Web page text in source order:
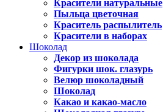
Красители натуральные
Пыльца цветочная
Краситель распылитель
Красители в наборах
Шоколад
Декор из шоколада
Фигурки шок. глазурь
Велюр шоколадный
Шоколад
Какао и какао-масло